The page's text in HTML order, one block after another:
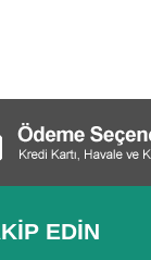
EDİN